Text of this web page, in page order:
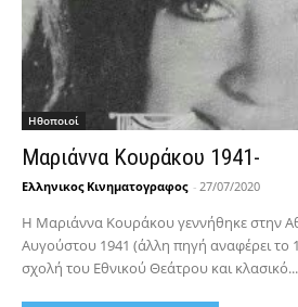
Hθοποιοί
Μαριάννα Κουράκου 1941-
Ελληνικος Κινηματογραφος - 27/07/2020
Η Μαριάννα Κουράκου γεννήθηκε στην
Αυγούστου 1941 (άλλη πηγή αναφέρει το
σχολή του Εθνικού Θεάτρου και κλασικό...